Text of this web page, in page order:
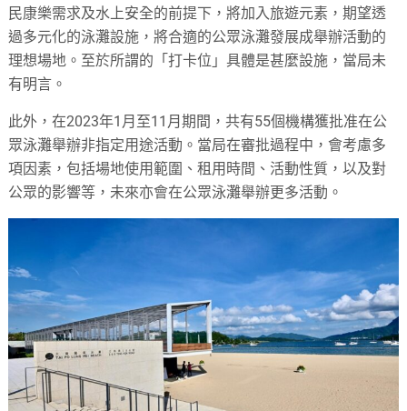
民康樂需求及水上安全的前提下，將加入旅遊元素，期望透
過多元化的泳灘設施，將合適的公眾泳灘發展成舉辦活動的
理想場地。至於所謂的「打卡位」具體是甚麼設施，當局未
有明言。
此外，在2023年1月至11月期間，共有55個機構獲批准在公
眾泳灘舉辦非指定用途活動。當局在審批過程中，會考慮多
項因素，包括場地使用範圍、租用時間、活動性質，以及對
公眾的影響等，未來亦會在公眾泳灘舉辦更多活動。